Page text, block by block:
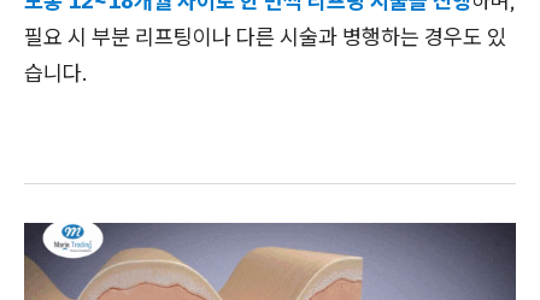
필요 시 부분 리프팅이나 다른 시술과 병행하는 경우도 있
습니다.